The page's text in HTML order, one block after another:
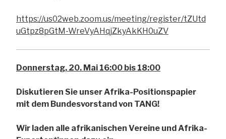
https://us02web.zoom.us/meeting/register/tZUtd
uGtpz8pGtM-WreVyAHqjZkyAkKH0uZV
Donnerstag, 20. Mai 16:00 bis 18:00
Diskutieren Sie unser Afrika-Positionspapier
mit dem Bundesvorstand von TANG!
Wir laden alle afrikanischen Vereine und Afrika-